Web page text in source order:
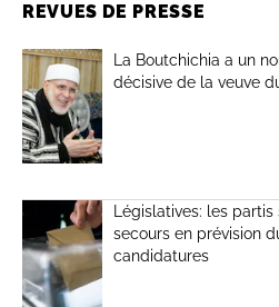
REVUES DE PRESSE
La Boutchichia a un
décisive de la veuve
Législatives: les
secours en prévision
candidatures